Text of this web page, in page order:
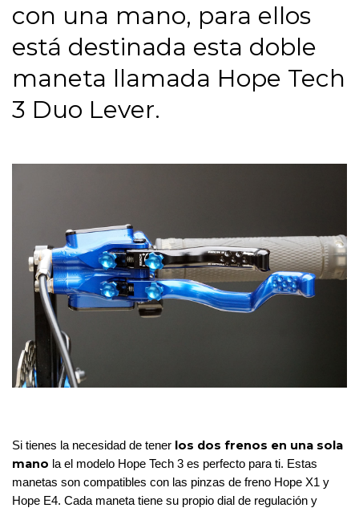
con una mano, para ellos
está destinada esta doble
maneta llamada Hope Tech
3 Duo Lever.
Si tienes la necesidad de tener los dos frenos en una sola
mano la el modelo Hope Tech 3 es perfecto para ti. Estas
manetas son compatibles con las pinzas de freno Hope X1 y
Hope E4. Cada maneta tiene su propio dial de regulación y